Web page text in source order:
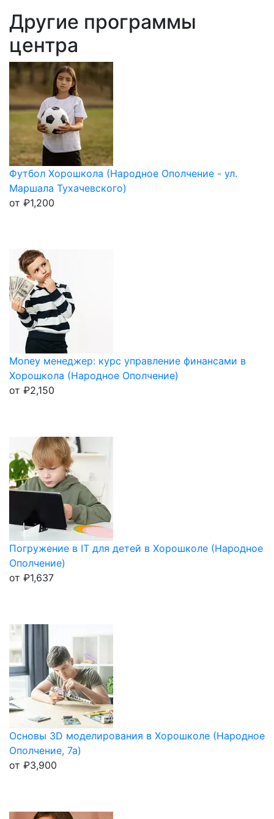
Другие программы
центра
Футбол Хорошкола (Народное Ополчение - ул.
Маршала Тухачевского)
от ₽1,200
Money менеджер: курс управление финансами в
Хорошкола (Народное Ополчение)
от ₽2,150
Погружение в IT для детей в Хорошколе (Народное
Ополчение)
от ₽1,637
Основы 3D моделирования в Хорошколе (Народное
Ополчение, 7а)
от ₽3,900